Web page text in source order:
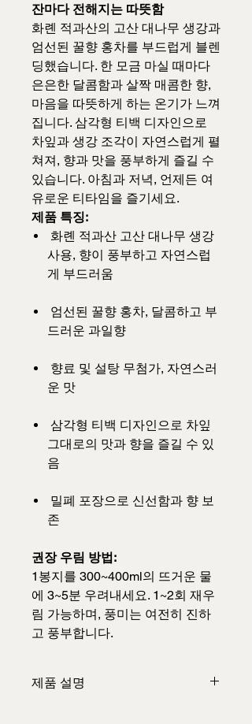
잔마다 전해지는 따뜻함
화롄 적과산의 고산 대나무 생강과
엄선된 꿀향 홍차를 부드럽게 블렌
딩했습니다. 한 모금 마실 때마다
은은한 달콤함과 살짝 매콤한 향,
마음을 따뜻하게 하는 온기가 느껴
집니다. 삼각형 티백 디자인으로
차잎과 생강 조각이 자연스럽게 펼
쳐져, 향과 맛을 풍부하게 즐길 수
있습니다. 아침과 저녁, 언제든 여
유로운 티타임을 즐기세요.
제품 특징:
화롄 적과산 고산 대나무 생강
사용, 향이 풍부하고 자연스럽
게 부드러움
엄선된 꿀향 홍차, 달콤하고 부
드러운 과일향
향료 및 설탕 무첨가, 자연스러
운 맛
삼각형 티백 디자인으로 차잎
그대로의 맛과 향을 즐길 수 있
음
밀폐 포장으로 신선함과 향 보
존
권장 우림 방법:
1봉지를 300~400ml의 뜨거운 물
에 3~5분 우려내세요. 1~2회 재우
림 가능하며, 풍미는 여전히 진하
고 풍부합니다.
제품 설명